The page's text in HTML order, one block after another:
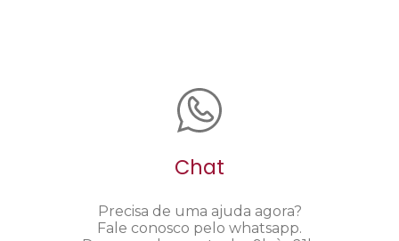
Chat
Precisa de uma ajuda agora?
Fale conosco pelo whatsapp.